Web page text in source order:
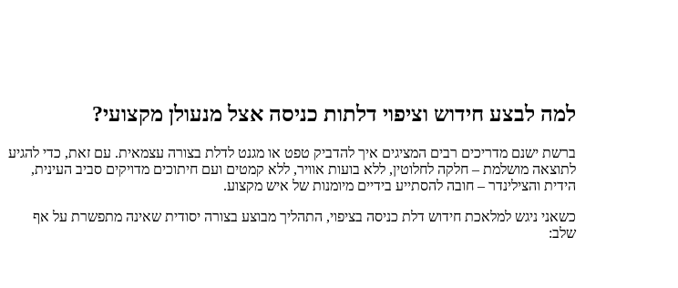
למה לבצע חידוש וציפוי דלתות כניסה אצל מנעולן מקצועי?
ברשת ישנם מדריכים רבים המציגים איך להדביק טפט או מגנט לדלת בצורה עצמאית. עם זאת, כדי להגיע
לתוצאה מושלמת – חלקה לחלוטין, ללא בועות אוויר, ללא קמטים ועם חיתוכים מדויקים סביב העינית,
הידית והצילינדר – חובה להסתייע בידיים מיומנות של איש מקצוע.
כשאני ניגש למלאכת חידוש דלת כניסה בציפוי, התהליך מבוצע בצורה יסודית שאינה מתפשרת על אף
שלב: